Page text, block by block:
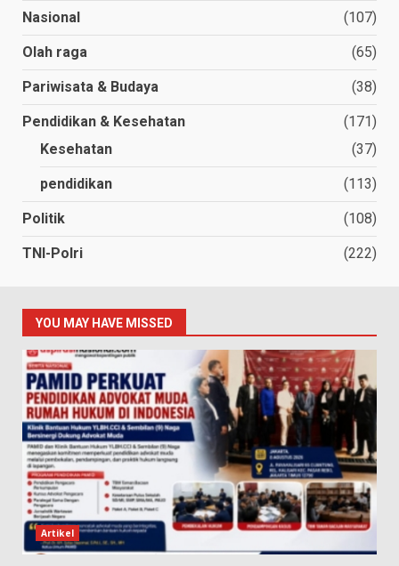
Nasional (107)
Olah raga (65)
Pariwisata & Budaya (38)
Pendidikan & Kesehatan
(171)
Kesehatan
(37)
pendidikan (113)
Politik (108)
TNI-Polri (222)
YOU MAY HAVE MISSED
Artikel